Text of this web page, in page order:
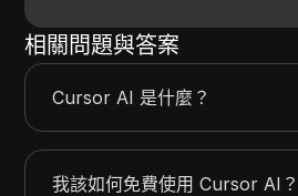
相關問題與答案
Cursor AI 是什麼？
我該如何免費使用 Cursor AI？